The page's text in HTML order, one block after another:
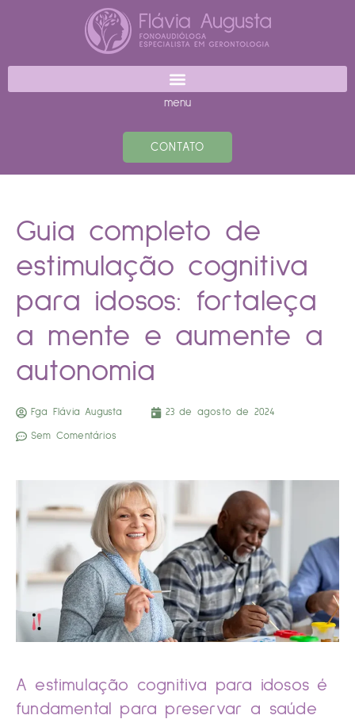
menu
CONTATO
Guia completo de
estimulação cognitiva
para idosos: fortaleça
a mente e aumente a
autonomia
Fga Flávia Augusta 23 de agosto de 2024
Sem Comentários
A estimulação cognitiva para idosos é
fundamental para preservar a saúde